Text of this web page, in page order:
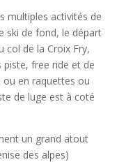
multiples activités de
ski de fond, le départ
col de la Croix Fry,
free ride et de
ou en raquettes ou
de luge est à coté
un grand atout
des alpes)